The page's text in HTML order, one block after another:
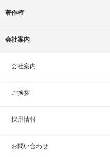
著作権
会社案内
会社案内
ご挨拶
採用情報
お問い合わせ